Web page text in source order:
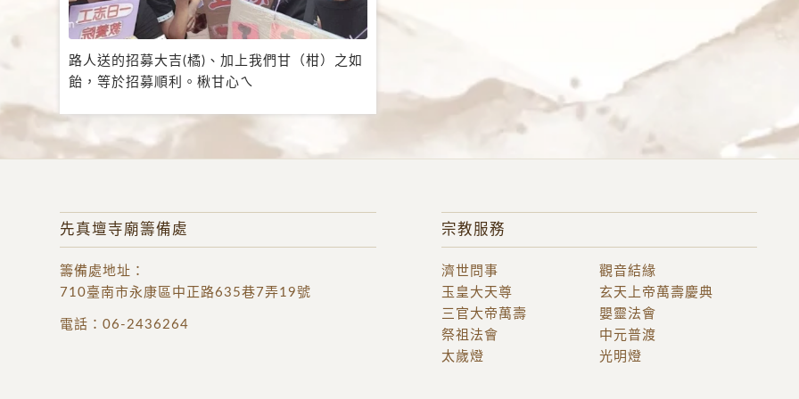
路人送的招募大吉(橘)、加上我們甘（柑）之如
飴，等於招募順利。楸甘心ㄟ
先真壇寺廟籌備處
籌備處地址 ：
710臺南市永康區中正路635巷7弄19號
電話： 06-2436264
宗教服務
濟世問事
觀音結緣
玉皇大天尊
三官大帝萬壽
玄天上帝萬壽慶典
嬰靈法會
祭祖法會
中元普渡
太歲燈
光明燈